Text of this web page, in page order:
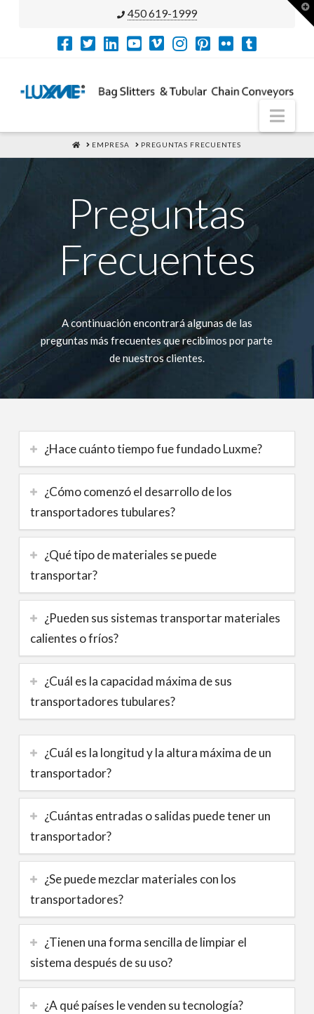
450 619-1999
HOMEEMPRESA PREGUNTAS FRECUENTES
Preguntas
Frecuentes
A continuación encontrará algunas de las
preguntas más frecuentes que recibimos por parte
de nuestros clientes.
¿Hace cuánto tiempo fue fundado Luxme?
¿Cómo comenzó el desarrollo de los
transportadores tubulares?
¿Qué tipo de materiales se puede
transportar?
¿Pueden sus sistemas transportar materiales
calientes o fríos?
¿Cuál es la capacidad máxima de sus
transportadores tubulares?
¿Cuál es la longitud y la altura máxima de un
transportador?
¿Cuántas entradas o salidas puede tener un
transportador?
¿Se puede mezclar materiales con los
transportadores?
¿Tienen una forma sencilla de limpiar el
sistema después de su uso?
¿A qué países le venden su tecnología?